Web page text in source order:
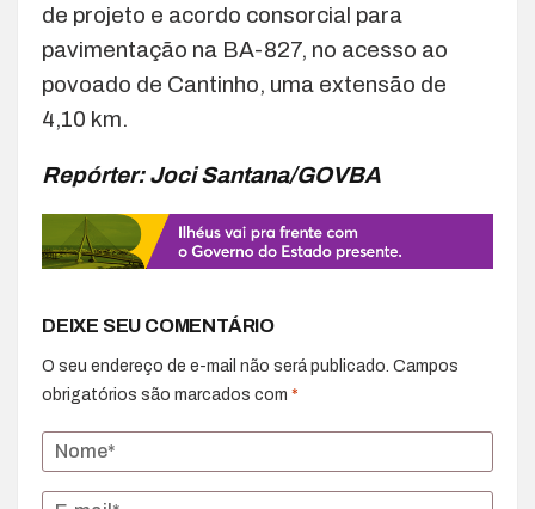
de projeto e acordo consorcial para
pavimentação na BA-827, no acesso ao
povoado de Cantinho, uma extensão de
4,10 km.
Repórter: Joci Santana/GOVBA
DEIXE SEU COMENTÁRIO
O seu endereço de e-mail não será publicado. Campos
obrigatórios são marcados com *